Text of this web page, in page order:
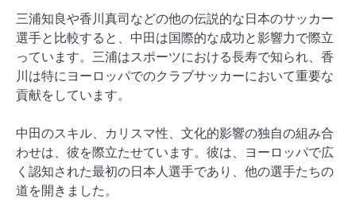
三浦知良や香川真司などの他の伝説的な日本のサッカー
選手と比較すると、中田は国際的な成功と影響力で際立
っています。三浦はスポーツにおける長寿で知られ、香
川は特にヨーロッパでのクラブサッカーにおいて重要な
貢献をしています。
中田のスキル、カリスマ性、文化的影響の独自の組み合
わせは、彼を際立たせています。彼は、ヨーロッパで広
く認知された最初の日本人選手であり、他の選手たちの
道を開きました。